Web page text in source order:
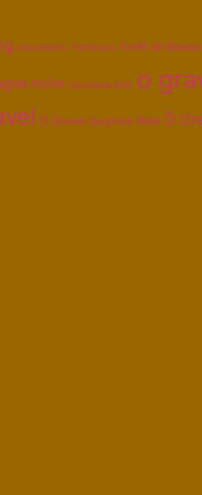
documents Fontbruno forêt de
noire Occitanie 600 o
Ô Gravel Surprise Ride Ô